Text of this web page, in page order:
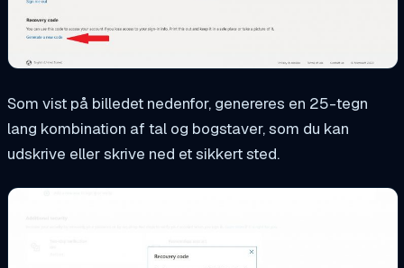
Som vist på billedet nedenfor, genereres en 25-tegn
lang kombination af tal og bogstaver, som du kan
udskrive eller skrive ned et sikkert sted.